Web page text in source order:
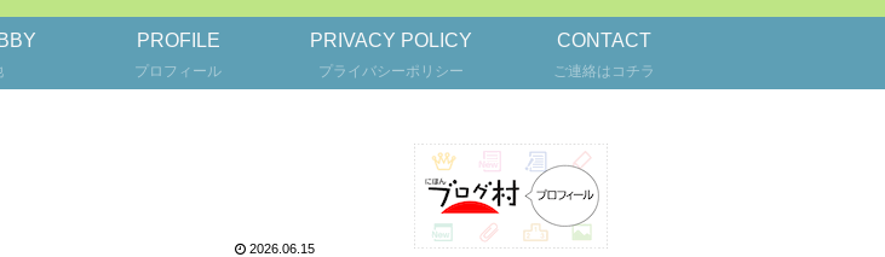
PROFILE
プロフィール
PRIVACY POLICY
プライバシーポリシー
CONTACT
ご連絡はコチラ
2026.06.15